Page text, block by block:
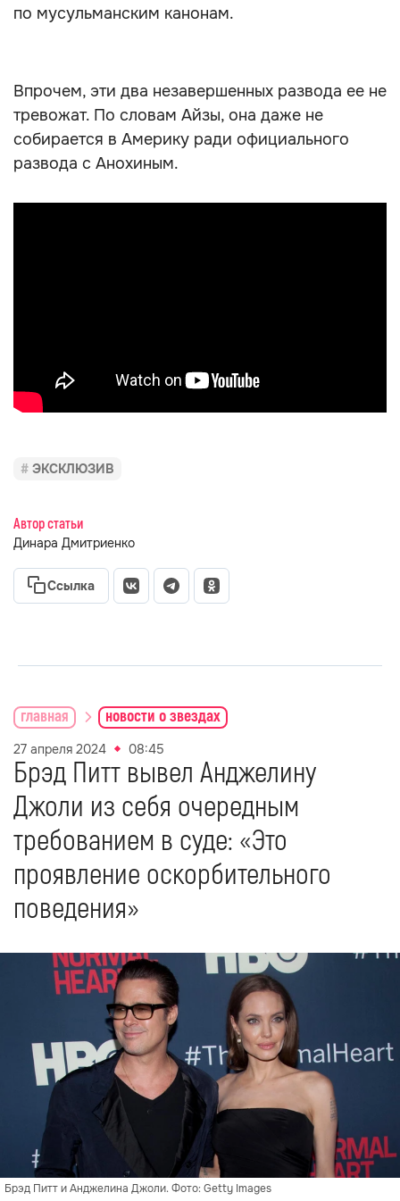
по мусульманским канонам.
Впрочем, эти два незавершенных развода ее не
тревожат. По словам Айзы, она даже не
собирается в Америку ради официального
развода с Анохиным.
ЭКСКЛЮЗИВ
Автор статьи
Динара Дмитриенко
Ссылка
главная новости о звездах
27 апреля 2024 08:45
Брэд Питт вывел Анджелину
Джоли из себя очередным
требованием в суде: «Это
проявление оскорбительного
поведения»
Брэд Питт и Анджелина Джоли. Фото: Getty Images